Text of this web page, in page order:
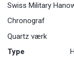
Swiss Military
Chronograf
Quartz værk
Type